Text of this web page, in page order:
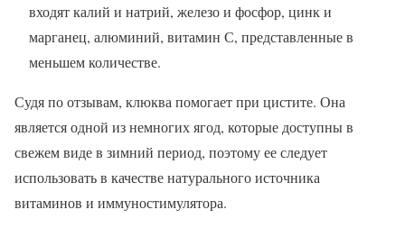
входят калий и натрий, железо и фосфор, цинк и
марганец, алюминий, витамин С, представленные в
меньшем количестве.
Судя по отзывам, клюква помогает при цистите. Она
является одной из немногих ягод, которые доступны в
свежем виде в зимний период, поэтому ее следует
использовать в качестве натурального источника
витаминов и иммуностимулятора.